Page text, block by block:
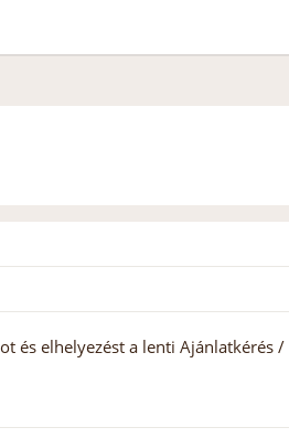
és elhelyezést a lenti Ajánlatkérés